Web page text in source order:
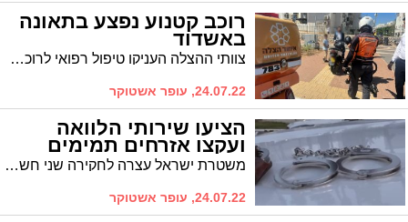
רוכב קטנוע נפצע בתאונה
באשדוד
צוותי ההצלה העניקו טיפול רפואי לרוכב קטנוע, שנפצע בתאונה באשדוד
24.07.22, עופר אשטוקר
הציעו שירותי הלוואה
ועקצו אזרחים תמימים
משטרת ישראל עצרה לחקירה שני חשודים בשורת מקרי עוקץ של כספים על רקע מתן הלוואות בריבית וערבויות והיו נעלמים לאחר העברת תשלום על ידי אזרחים תמימים
24.07.22, עופר אשטוקר